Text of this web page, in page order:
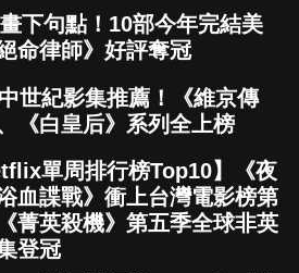
下句點！10部今年完結美
命律師》好評奪冠
世紀影集推薦！《維京傳
《白皇后》系列全上榜
單周排行榜Top10】《夜
血諜戰》衝上台灣電影榜第
菁英殺機》第五季全球非英
登冠